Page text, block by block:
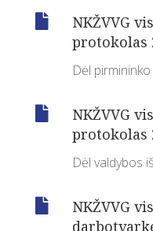

NKŽVVG
protokolas
Dėl

NKŽVVG
protokolas
Dėl valdybos

NKŽVVG